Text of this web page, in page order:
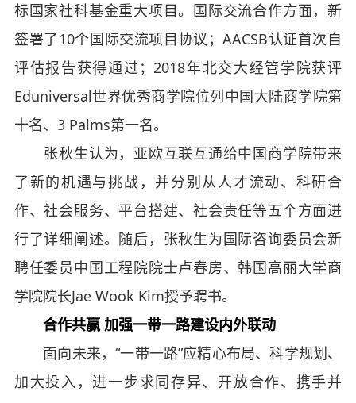
标国家社科基金重大项目。国际交流合作方面，新
签署了10个国际交流项目协议；AACSB认证首次自
评估报告获得通过；2018年北交大经管学院获评
Eduniversal世界优秀商学院位列中国大陆商学院第
十名、3 Palms第一名。
张秋生认为，亚欧互联互通给中国商学院带来
了新的机遇与挑战，并分别从人才流动、科研合
作、社会服务、平台搭建、社会责任等五个方面进
行了详细阐述。随后，张秋生为国际咨询委员会新
聘任委员中国工程院院士卢春房、韩国高丽大学商
学院院长Jae Wook Kim授予聘书。
合作共赢 加强一带一路建设内外联动
面向未来，“一带一路”应精心布局、科学规划、
加大投入，进一步求同存异、开放合作、携手并